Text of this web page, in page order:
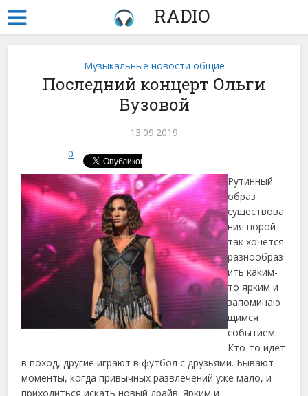
RADIO
Музыкальные новости общие
Последний концерт Ольги
Бузовой
13.09.2019
0
Рутинный
образ
существова
ния порой
так хочется
разнообраз
ить каким-
то ярким и
запоминаю
щимся
событием.
Кто-то идёт
в поход, другие играют в футбол с друзьями. Бывают
моменты, когда привычных развлечений уже мало, и
приходиться искать новый драйв. Ярким и